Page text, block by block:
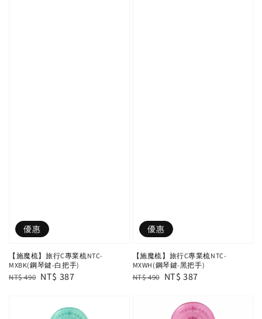
優惠
【施魔梳】旅行C專業梳NTC-
MXBK(鋼琴鍵-白把手)
Regular
NT$ 490 Sale
NT$ 387
優惠
【施魔梳】旅行C專業梳NTC-
MXWH(鋼琴鍵-黑把手)
Regular
NT$ 490 Sale
NT$ 387